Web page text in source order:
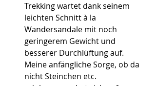
Trekking wartet dank seinem
leichten Schnitt à la
Wandersandale mit noch
geringerem Gewicht und
besserer Durchlüftung auf.
Meine anfängliche Sorge, ob da
nicht Steinchen etc.